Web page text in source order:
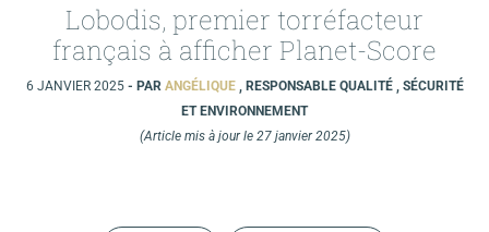
Lobodis, premier torréfacteur
français à afficher Planet-Score
6 JANVIER 2025 - PAR ANGÉLIQUE , RESPONSABLE QUALITÉ , SÉCURITÉ
ET ENVIRONNEMENT
(Article mis à jour le 27 janvier 2025)